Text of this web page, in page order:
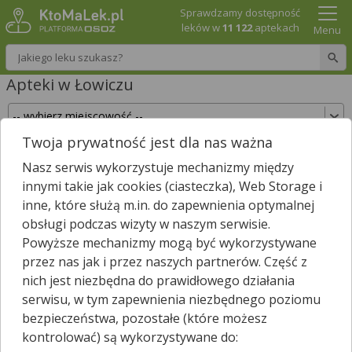
Wpisz nazwę leku
Sprawdzamy dostępność
leków w11 122aptekach Menu
Apteki w Łowiczu
Sprawdź, które apteki w Łowiczu posiadają Twój
lek i zarezerwuj go już teraz!
Wpisz nazwę leku
W Łowiczu jest 11aptek.
Wybierz typ aptek
Twoja prywatność jest dla nas ważna
Nasz serwis wykorzystuje mechanizmy między
innymi takie jak cookies (ciasteczka), Web Storage i
inne, które służą m.in. do zapewnienia optymalnej
obsługi podczas wizyty w naszym serwisie.
Powyższe mechanizmy mogą być wykorzystywane
przez nas jak i przez naszych partnerów. Część z
nich jest niezbędna do prawidłowego działania
serwisu, w tym zapewnienia niezbędnego poziomu
bezpieczeństwa, pozostałe (które możesz
kontrolować) są wykorzystywane do: